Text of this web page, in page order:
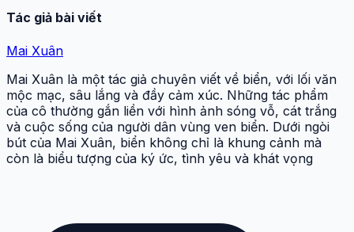
Tác giả bài viết
Mai Xuân
Mai Xuân là một tác giả chuyên viết về biển, với lối văn
mộc mạc, sâu lắng và đầy cảm xúc. Những tác phẩm
của cô thường gắn liền với hình ảnh sóng vỗ, cát trắng
và cuộc sống của người dân vùng ven biển. Dưới ngòi
bút của Mai Xuân, biển không chỉ là khung cảnh mà
còn là biểu tượng của ký ức, tình yêu và khát vọng